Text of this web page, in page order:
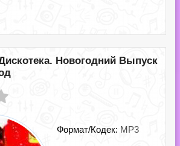
Новогодний Выпуск
Формат/Кодек: MP3